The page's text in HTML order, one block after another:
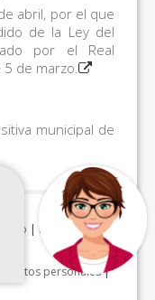
abril, por el que
de la Ley del
por el Real
5 de marzo.
municipal de
Web | Protección de
datos personales|